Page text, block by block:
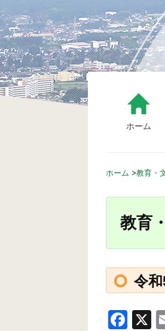
S
k
i
p
t
o
c
ホーム
ホーム >教育・
教育
令
F
X